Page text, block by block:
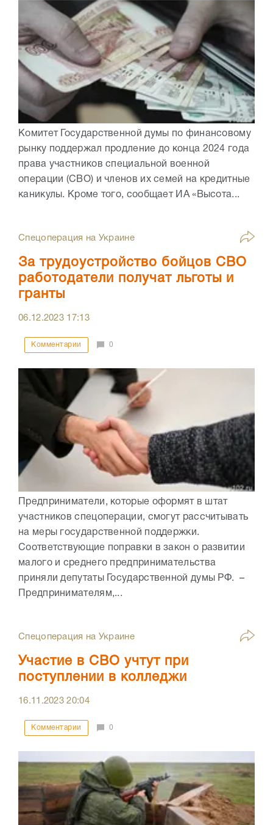
Комитет Государственной думы по финансовому
рынку поддержал продление до конца 2024 года
права участников специальной военной
операции (СВО) и членов их семей на кредитные
каникулы. Кроме того, сообщает ИА «Высота...
Спецоперация на Украине
За трудоустройство бойцов СВО
работодатели получат льготы и
гранты
06.12.2023 17:13
Комментарии 0
Предприниматели, которые оформят в штат
участников спецоперации, смогут рассчитывать
на меры государственной поддержки.
Соответствующие поправки в закон о развитии
малого и среднего предпринимательства
приняли депутаты Государственной думы РФ. –
Предпринимателям,...
Спецоперация на Украине
Участие в СВО учтут при
поступлении в колледжи
16.11.202320:04
Комментарии 0